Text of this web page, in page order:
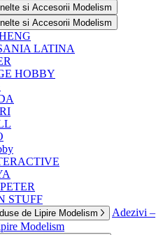
si Accesorii Modelism
si Accesorii Modelism
LATINA
HOBBY
STUFF
de Lipire Modelism
Adezivi –
Modelism